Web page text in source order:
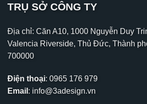
TRỤ SỞ CÔNG TY
Địa chỉ: Căn A10, 1000 Nguyễn Duy
Valencia Riverside, Thủ Đức, Thành
700000
Điện thoại: 0965 176 979
Email : info@3adesign.vn